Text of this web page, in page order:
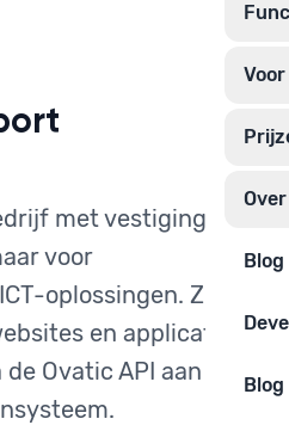
Blog
Blog
met vestigingen in
voor
oplossingen. Ze
en applicaties
Ovatic API aan jouw